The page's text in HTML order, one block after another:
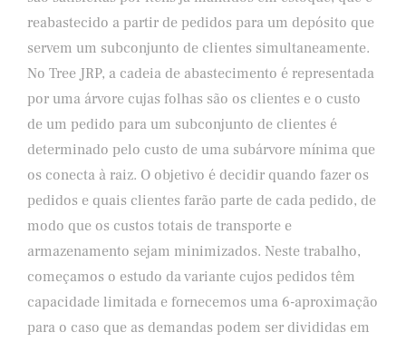
reabastecido a partir de pedidos para um depósito que
servem um subconjunto de clientes simultaneamente.
No Tree JRP, a cadeia de abastecimento é representada
por uma árvore cujas folhas são os clientes e o custo
de um pedido para um subconjunto de clientes é
determinado pelo custo de uma subárvore mínima que
os conecta à raiz. O objetivo é decidir quando fazer os
pedidos e quais clientes farão parte de cada pedido, de
modo que os custos totais de transporte e
armazenamento sejam minimizados. Neste trabalho,
começamos o estudo da variante cujos pedidos têm
capacidade limitada e fornecemos uma 6-aproximação
para o caso que as demandas podem ser divididas em